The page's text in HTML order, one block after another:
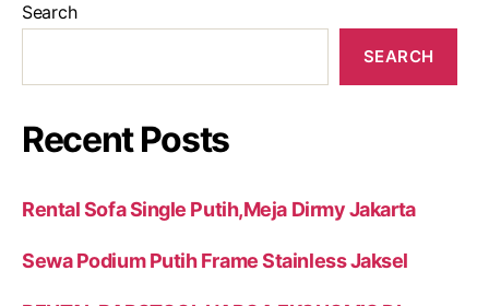
Search
SEARCH
Recent Posts
Rental Sofa Single Putih,Meja Dirmy Jakarta
Sewa Podium Putih Frame Stainless Jaksel